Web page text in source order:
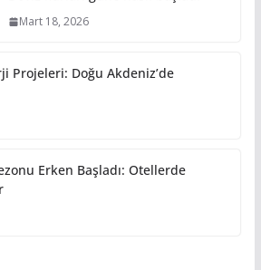
Mart 18, 2026
Projeleri: Doğu Akdeniz’de
Erken Başladı: Otellerde